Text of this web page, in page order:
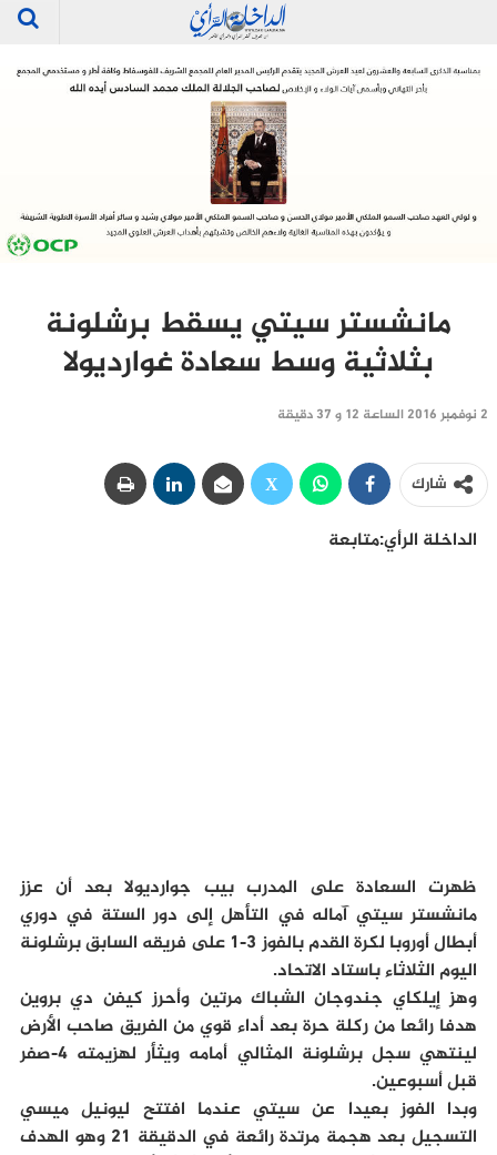
مانشستر سيتي يسقط برشلونة
بثلاثية وسط سعادة غوارديولا
2 نوفمبر 2016 الساعة 12 و 37 دقيقة
شارك
الداخلة الرأي:متابعة
ظهرت السعادة على المدرب بيب جوارديولا بعد أن عزز
مانشستر سيتي آماله في التأهل إلى دور الستة في دوري
أبطال أوروبا لكرة القدم بالفوز 3-1 على فريقه السابق برشلونة
اليوم الثلاثاء باستاد الاتحاد.
وهز إيلكاي جندوجان الشباك مرتين وأحرز كيفن دي بروين
هدفا رائعا من ركلة حرة بعد أداء قوي من الفريق صاحب الأرض
لينتهي سجل برشلونة المثالي أمامه ويثأر لهزيمته 4-صفر
قبل أسبوعين.
وبدا الفوز بعيدا عن سيتي عندما افتتح ليونيل ميسي
التسجيل بعد هجمة مرتدة رائعة في الدقيقة 21 وهو الهدف